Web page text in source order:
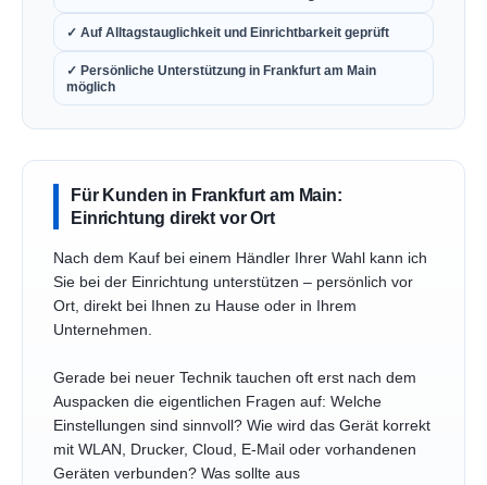
✓ Auf Alltagstauglichkeit und Einrichtbarkeit geprüft
✓ Persönliche Unterstützung in Frankfurt am Main
möglich
Für Kunden in Frankfurt am Main:
Einrichtung direkt vor Ort
Nach dem Kauf bei einem Händler Ihrer Wahl kann ich
Sie bei der Einrichtung unterstützen – persönlich vor
Ort, direkt bei Ihnen zu Hause oder in Ihrem
Unternehmen.
Gerade bei neuer Technik tauchen oft erst nach dem
Auspacken die eigentlichen Fragen auf: Welche
Einstellungen sind sinnvoll? Wie wird das Gerät korrekt
mit WLAN, Drucker, Cloud, E-Mail oder vorhandenen
Geräten verbunden? Was sollte aus